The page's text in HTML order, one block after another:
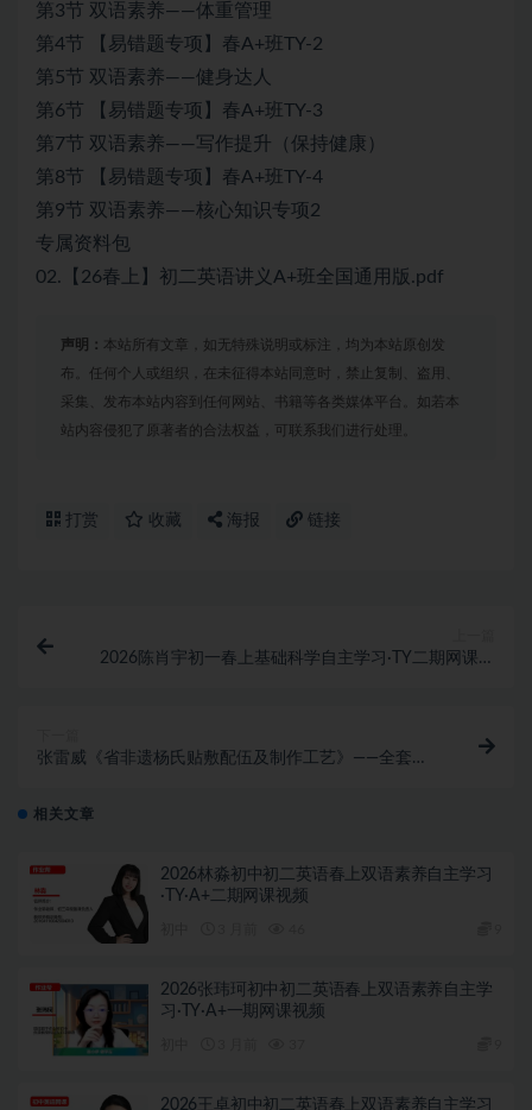
第3节 双语素养——体重管理
第4节 【易错题专项】春A+班TY-2
第5节 双语素养——健身达人
第6节 【易错题专项】春A+班TY-3
第7节 双语素养——写作提升（保持健康）
第8节 【易错题专项】春A+班TY-4
第9节 双语素养——核心知识专项2
专属资料包
02.【26春上】初二英语讲义A+班全国通用版.pdf
声明： 本站所有文章，如无特殊说明或标注，均为本站原创发
布。任何个人或组织，在未征得本站同意时，禁止复制、盗用、
采集、发布本站内容到任何网站、书籍等各类媒体平台。如若本
站内容侵犯了原著者的合法权益，可联系我们进行处理。
打赏 收藏 海报 链接
2026陈肖宇初一春上基础科学自主学习·TY二期网课视
张雷威《省非遗杨氏贴敷配伍及制作工艺》——全套视
相关文章
2026林淼初中初二英语春上双语素养自主学习
·TY·A+二期网课视频
2026张玮珂初中初二英语春上双语素养自主学
习·TY·A+一期网课视频
2026王卓初中初二英语春上双语素养自主学习